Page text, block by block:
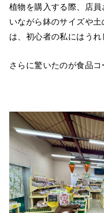
植物を購入する際、店
いながら鉢のサイズや
は、初心者の私にはうれ
さらに驚いたのが食品コ